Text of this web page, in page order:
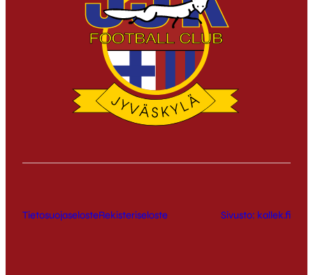
TietosuojaselosteRekisteriseloste Sivusto: kallek.fi